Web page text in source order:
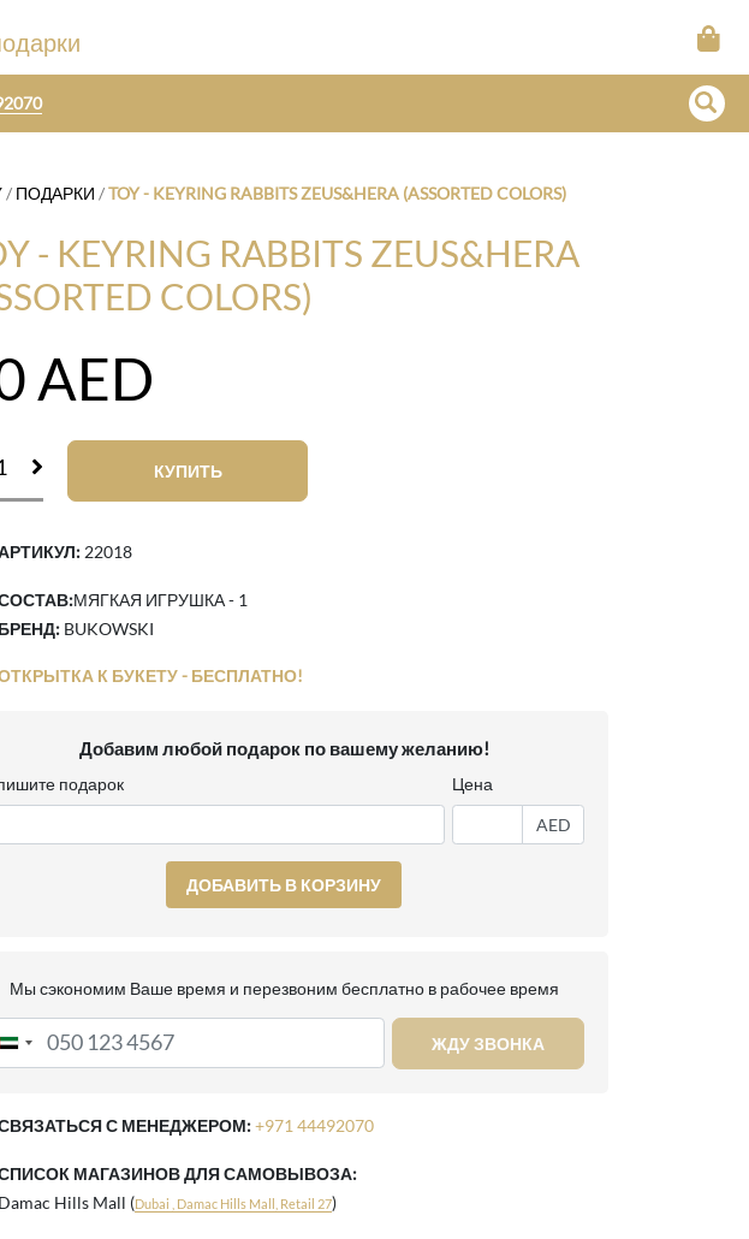
/ ПОДАРКИ /TOY - KEYRING RABBITS ZEUS&HERA (ASSORTED COLORS)
- KEYRING RABBITS ZEUS&HERA
COLORS)
AED
КУПИТЬ
22018
МЯГКАЯ ИГРУШКА - 1
БРЕНД: BUKOWSKI
К БУКЕТУ - БЕСПЛАТНО!
Добавим любой подарок по вашему желанию!
подарок Цена
AED
ДОБАВИТЬ В КОРЗИНУ
Мы сэкономим Ваше время и перезвоним бесплатно в рабочее время
ЖДУ ЗВОНКА
С МЕНЕДЖЕРОМ:+971 44492070
МАГАЗИНОВ ДЛЯ САМОВЫВОЗА:
Damac Hills Mall (Dubai , Damac Hills Mall, Retail 27)